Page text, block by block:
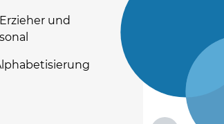
und